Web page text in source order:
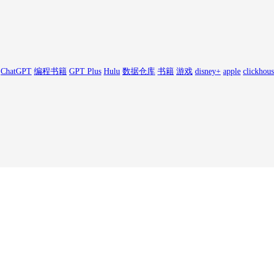
ChatGPT 编程书籍 GPT Plus Hulu 数据仓库 书籍 游戏 disney+ apple